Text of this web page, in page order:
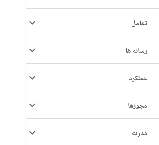
تعامل
رسانه ها
عملکرد
مجوزها
قدرت